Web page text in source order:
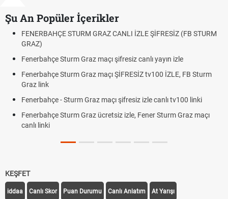
Şu An Popüler İçerikler
FENERBAHÇE STURM GRAZ CANLI İZLE ŞİFRESİZ (FB STURM
GRAZ)
Fenerbahçe Sturm Graz maçı şifresiz canlı yayın izle
Fenerbahçe Sturm Graz maçı ŞİFRESİZ tv100 İZLE, FB Sturm
Graz link
Fenerbahçe - Sturm Graz maçı şifresiz izle canlı tv100 linki
Fenerbahçe Sturm Graz ücretsiz izle, Fener Sturm Graz maçı
canlı linki
KEŞFET